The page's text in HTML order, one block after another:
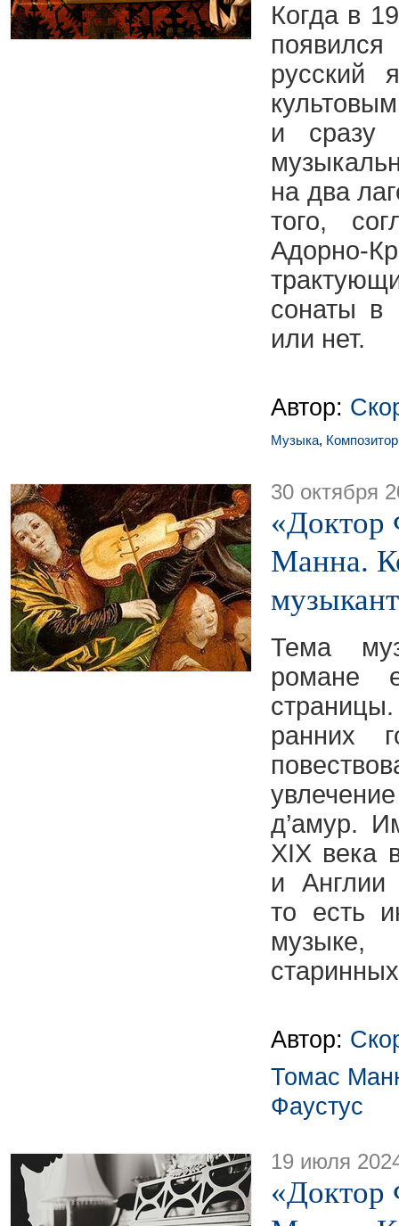
Когда в
русский
и сразу
на два
того,
Адорно-
сонаты в
или нет.
Автор:
Музыка, Композитор
30 октября
«Доктор
Манна.
Тема
романе
ранних
д’амур.
XIX века
и Англии
то есть
Автор:
Томас
Фаустус
19 июля
«Доктор